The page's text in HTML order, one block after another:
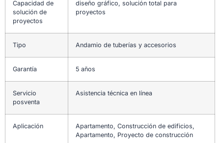
Capacidad de
solución de
proyectos
diseño gráfico, solución total para
proyectos
Tipo Andamio de tuberías y accesorios
Garantía 5 años
Servicio
posventa
Asistencia técnica en línea
Aplicación
Apartamento, Construcción de edificios,
Apartamento, Proyecto de construcción